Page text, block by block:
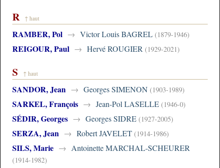
R ↑ haut
RAMBER, Pol → Victor Louis BAGREL (1879-1946)
REIGOUR, Paul → Hervé ROUGIER (1929-2021)
S ↑ haut
SANDOR, Jean → Georges SIMENON (1903-1989)
SARKEL, François → Jean-Pol LASELLE (1946-0)
SÉDIR, Georges → Georges SIDRE (1927-2005)
SERZA, Jean → Robert JAVELET (1914-1986)
SILS, Marie → Antoinette MARCHAL-SCHEURER
(1914-1982)